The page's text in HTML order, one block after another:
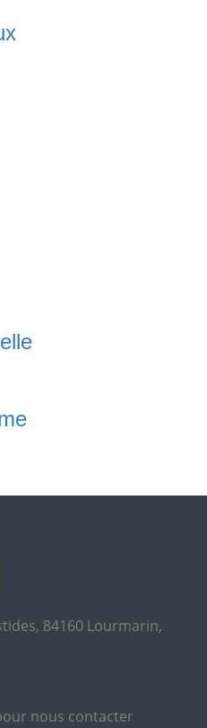
84160 Lourmarin,
nous contacter